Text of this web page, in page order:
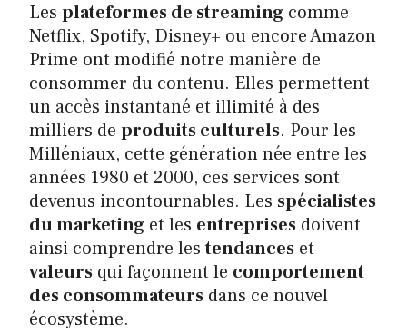
Les plateformes de streaming comme
Netflix, Spotify, Disney+ ou encore Amazon
Prime ont modifié notre manière de
consommer du contenu. Elles permettent
un accès instantané et illimité à des
milliers de produits culturels. Pour les
Milléniaux, cette génération née entre les
années 1980 et 2000, ces services sont
devenus incontournables. Les spécialistes
du marketing et les entreprises doivent
ainsi comprendre lestendances et
valeurs qui façonnent le comportement
des consommateurs dans ce nouvel
écosystème.